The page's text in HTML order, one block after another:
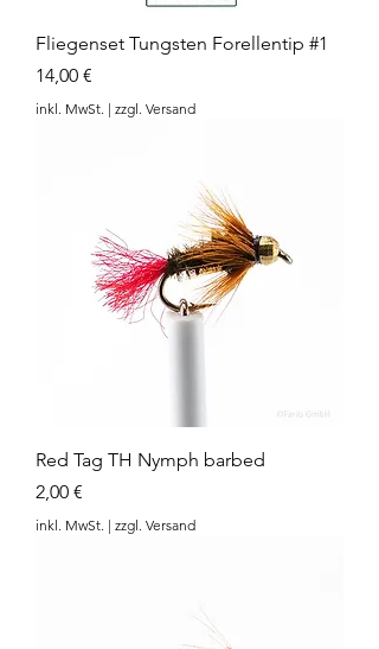
Fliegenset Tungsten Forellentip #1
Preis
14,00 €
inkl. MwSt. | zzgl. Versand
Red Tag TH Nymph barbed
Preis
2,00 €
inkl. MwSt. | zzgl. Versand